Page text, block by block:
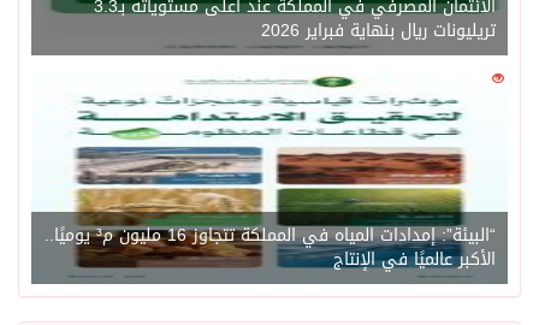
الائتمان المصرفي في المملكة عند أعلى مستوياته بـ3.3
تريليونات ريال بنهاية فبراير 2026
1450
“البيئة”: إمدادات المياه في المملكة تتجاوز 16 مليون م³ يوميًا..
الأكبر عالميًا في الإنتاج